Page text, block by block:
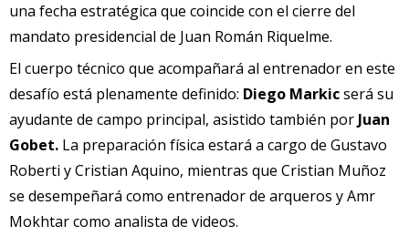
una fecha estratégica que coincide con el cierre del
mandato presidencial de Juan Román Riquelme.
El cuerpo técnico que acompañará al entrenador en este
desafío está plenamente definido: Diego Markicserá su
ayudante de campo principal, asistido también porJuan
Gobet. La preparación física estará a cargo de Gustavo
Roberti y Cristian Aquino, mientras que Cristian Muñoz
se desempeñará como entrenador de arqueros y Amr
Mokhtar como analista de videos.